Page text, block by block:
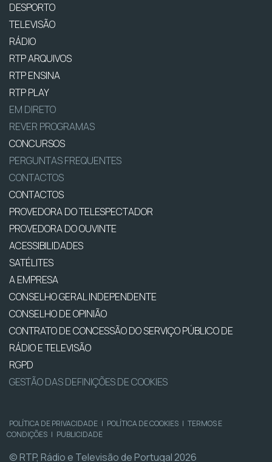
DESPORTO
TELEVISÃO
RÁDIO
RTP ARQUIVOS
RTP ENSINA
RTP PLAY
EM DIRETO
REVER PROGRAMAS
CONCURSOS
PERGUNTAS FREQUENTES
CONTACTOS
CONTACTOS
PROVEDORA DO TELESPECTADOR
PROVEDORA DO OUVINTE
ACESSIBILIDADES
SATÉLITES
A EMPRESA
CONSELHO GERAL INDEPENDENTE
CONSELHO DE OPINIÃO
CONTRATO DE CONCESSÃO DO SERVIÇO PÚBLICO DE
RÁDIO E TELEVISÃO
RGPD
GESTÃO DAS DEFINIÇÕES DE COOKIES
POLÍTICA DE PRIVACIDADE | POLÍTICA DE COOKIES | TERMOS E
CONDIÇÕES | PUBLICIDADE
© RTP, Rádio e Televisão de Portugal 2026